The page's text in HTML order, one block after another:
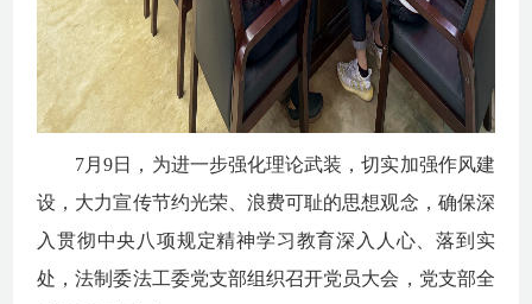
7月9日，为进一步强化理论武装，切实加强作风建
设， 大力宣传节约光荣、 浪费可耻的思想观念， 确保深
入贯彻中央八项规定精神学习教育深入人心、落到实
处，法制委法工委党支部组织召开党员大会，党支部全